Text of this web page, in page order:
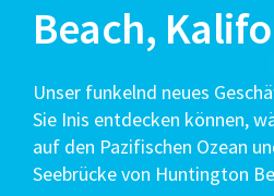
Beach,
Unser funkelnd neues
Sie Inis entdecken können,
auf den Pazifischen Ozean
Seebrücke von Huntington